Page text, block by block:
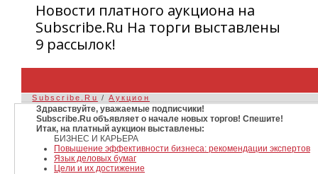
Новости платного аукциона на
Subscribe.Ru На торги выставлены
9 рассылок!
Subscribe.Ru /Аукцион
Здравствуйте, уважаемые подписчики!
Subscribe.Ru объявляет о начале новых торгов! Спешите!
Итак, на платный аукцион выставлены:
БИЗНЕС И КАРЬЕРА
Повышение эффективности бизнеса: рекомендации экспертов
Язык деловых бумаг
Цели и их достижение